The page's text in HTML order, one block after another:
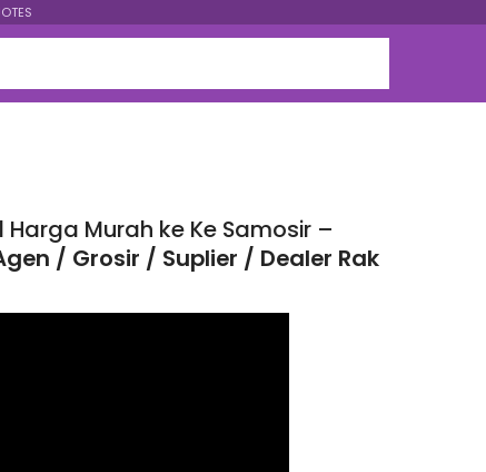
Murah ke Ke Samosir –
/ Grosir / Suplier / Dealer Rak